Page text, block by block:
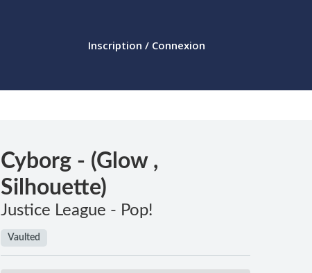
Inscription / Connexion
Cyborg - (Glow ,
Silhouette)
Justice League - Pop!
Vaulted